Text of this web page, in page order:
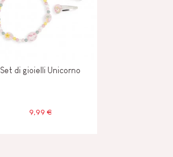
Set di gioielli Unicorno
9,99 €